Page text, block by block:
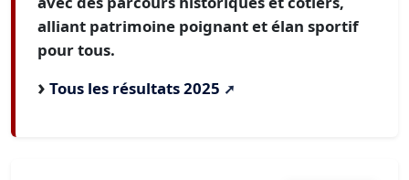
alliant patrimoine poignant et élan sportif
pour tous.
Tous les résultats 2025